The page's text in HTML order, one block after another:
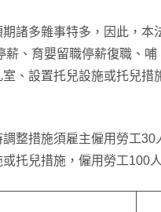
諸多雜事特多，因此，本
薪、育嬰留職停薪復職、
、設置托兒設施或托兒措
調整措施須雇主僱用勞工
托兒措施，僱用勞工100